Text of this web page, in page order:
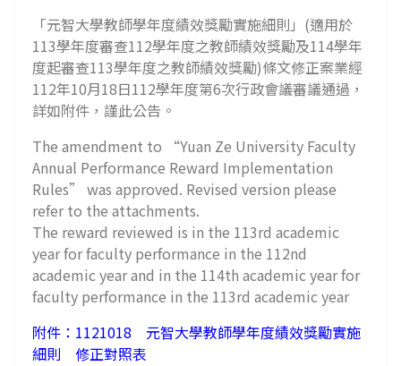
「元智大學教師學年度績效獎勵實施細則」(適用於
113學年度審查112學年度之教師績效獎勵及114學年
度起審查113學年度之教師績效獎勵)條文修正案業經
112年10月18日112學年度第6次行政會議審議通過，
詳如附件，謹此公告。
The amendment to “Yuan Ze University Faculty
Annual Performance Reward Implementation
Rules” was approved. Revised version please
refer to the attachments.
The reward reviewed is in the 113rd academic
year for faculty performance in the 112nd
academic year and in the 114th academic year for
faculty performance in the 113rd academic year
附件：1121018 元智大學教師學年度績效獎勵實施
細則 修正對照表